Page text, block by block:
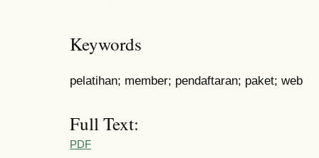
Keywords
pelatihan; member; pendaftaran; paket; web
Full Text:
PDF